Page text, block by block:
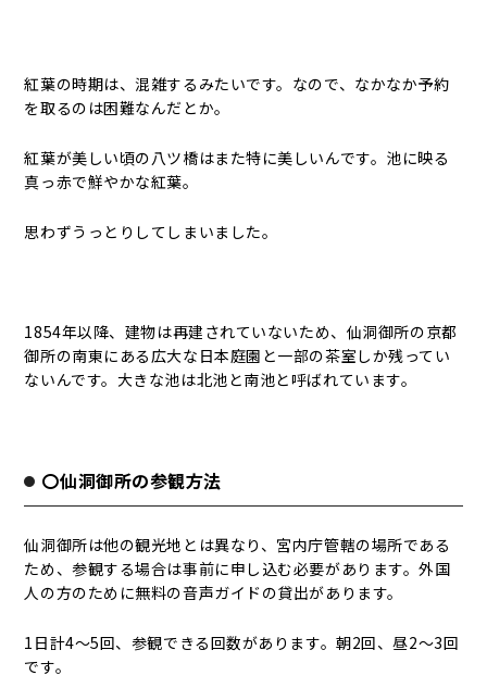
紅葉の時期は、混雑するみたいです。なので、なかなか予約
を取るのは困難なんだとか。
紅葉が美しい頃の八ツ橋はまた特に美しいんです。池に映る
真っ赤で鮮やかな紅葉。
思わずうっとりしてしまいました。
1854年以降、建物は再建されていないため、仙洞御所の京都
御所の南東にある広大な日本庭園と一部の茶室しか残ってい
ないんです。大きな池は北池と南池と呼ばれています。
〇仙洞御所の参観方法
仙洞御所は他の観光地とは異なり、宮内庁管轄の場所である
ため、参観する場合は事前に申し込む必要があります。外国
人の方のために無料の音声ガイドの貸出があります。
1日計4～5回、参観できる回数があります。朝2回、昼2～3回
です。